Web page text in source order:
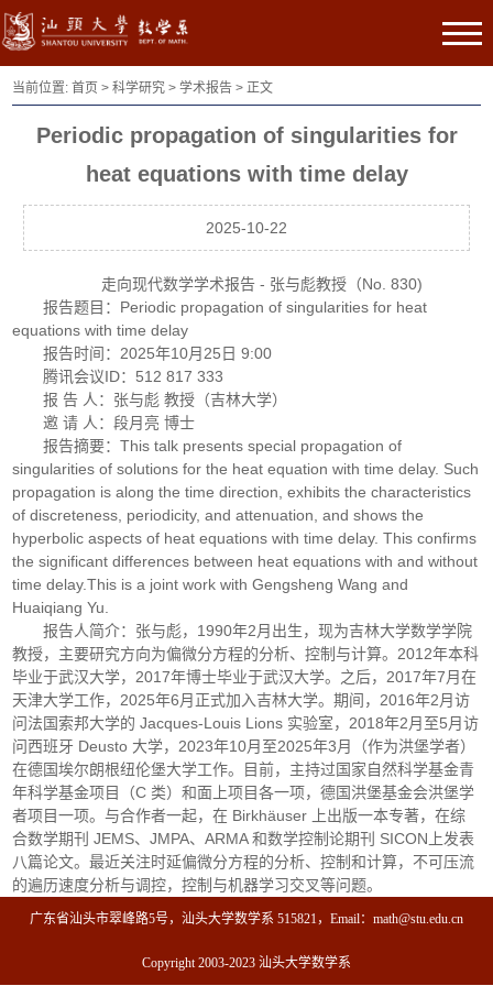
当前位置:首页 >科学研究 >学术报告 > 正文
Periodic propagation of singularities for
heat equations with time delay
2025-10-22
走向现代数学学术报告 - 张与彪教授（No. 830)
报告题目：Periodic propagation of singularities for heat
equations with time delay
报告时间：2025年10月25日 9:00
腾讯会议ID：512 817 333
报 告 人：张与彪 教授（吉林大学）
邀 请 人：段月亮 博士
报告摘要：This talk presents special propagation of
singularities of solutions for the heat equation with time delay. Such
propagation is along the time direction, exhibits the characteristics
of discreteness, periodicity, and attenuation, and shows the
hyperbolic aspects of heat equations with time delay. This confirms
the significant differences between heat equations with and without
time delay.This is a joint work with Gengsheng Wang and
Huaiqiang Yu.
报告人简介：张与彪，1990年2月出生，现为吉林大学数学学院
教授，主要研究方向为偏微分方程的分析、控制与计算。2012年本科
毕业于武汉大学，2017年博士毕业于武汉大学。之后，2017年7月在
天津大学工作，2025年6月正式加入吉林大学。期间，2016年2月访
问法国索邦大学的 Jacques-Louis Lions 实验室，2018年2月至5月访
问西班牙 Deusto 大学，2023年10月至2025年3月（作为洪堡学者）
在德国埃尔朗根纽伦堡大学工作。目前，主持过国家自然科学基金青
年科学基金项目（C 类）和面上项目各一项，德国洪堡基金会洪堡学
者项目一项。与合作者一起，在 Birkhäuser 上出版一本专著，在综
合数学期刊 JEMS、JMPA、ARMA 和数学控制论期刊 SICON上发表
八篇论文。最近关注时延偏微分方程的分析、控制和计算，不可压流
的遍历速度分析与调控，控制与机器学习交叉等问题。
广东省汕头市翠峰路5号，汕头大学数学系 515821，Email：math@stu.edu.cn
Copyright 2003-2023 汕头大学数学系